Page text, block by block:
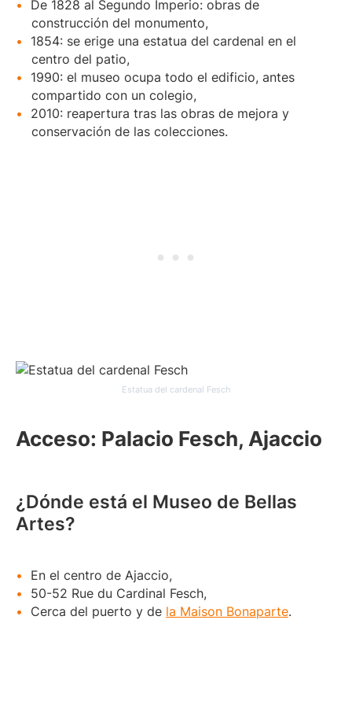
De 1828 al Segundo Imperio: obras de
construcción del monumento,
1854: se erige una estatua del cardenal en el
centro del patio,
1990: el museo ocupa todo el edificio, antes
compartido con un colegio,
2010: reapertura tras las obras de mejora y
conservación de las colecciones.
Estatua del cardenal Fesch
Acceso: Palacio Fesch, Ajaccio
¿Dónde está el Museo de Bellas
Artes?
En el centro de Ajaccio,
50-52 Rue du Cardinal Fesch,
Cerca del puerto y de la Maison Bonaparte.